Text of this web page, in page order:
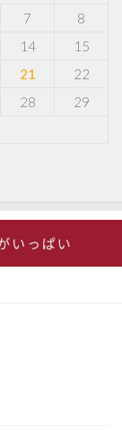
7
8
14
15
21
22
28
29